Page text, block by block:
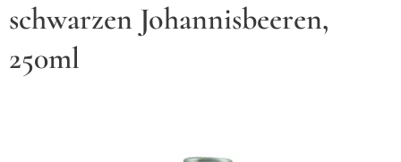
schwarzen Johannisbeeren,
250ml